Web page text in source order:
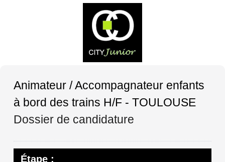
Animateur / Accompagnateur enfants
à bord des trains H/F - TOULOUSE
Dossier de candidature
Étape :